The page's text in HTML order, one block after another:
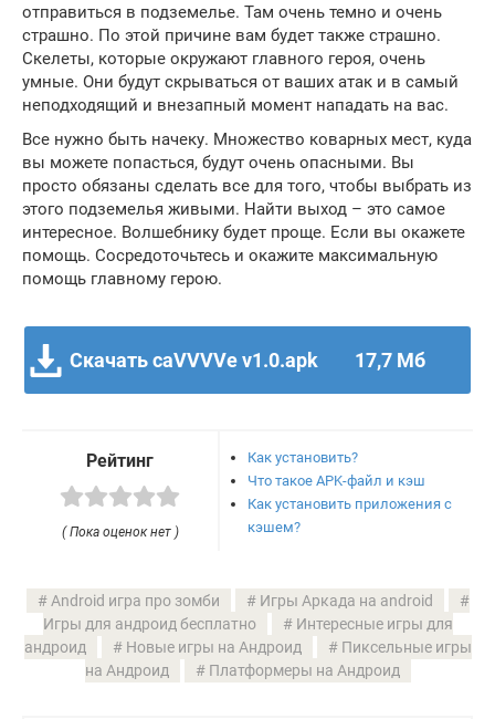
отправиться в подземелье. Там очень темно и очень
страшно. По этой причине вам будет также страшно.
Скелеты, которые окружают главного героя, очень
умные. Они будут скрываться от ваших атак и в самый
неподходящий и внезапный момент нападать на вас.
Все нужно быть начеку. Множество коварных мест, куда
вы можете попасться, будут очень опасными. Вы
просто обязаны сделать все для того, чтобы выбрать из
этого подземелья живыми. Найти выход – это самое
интересное. Волшебнику будет проще. Если вы окажете
помощь. Сосредоточьтесь и окажите максимальную
помощь главному герою.
Скачать caVVVVe v1.0.apk 17,7 Мб
Рейтинг
( Пока оценок нет )
Как установить?
Что такое APK-файл и кэш
Как установить приложения с
кэшем?
Android игра про зомби
Игры Аркада на android
Игры для андроид бесплатно
Интересные игры для
андроид
Новые игры на Андроид
Пиксельные игры
на Андроид
Платформеры на Андроид